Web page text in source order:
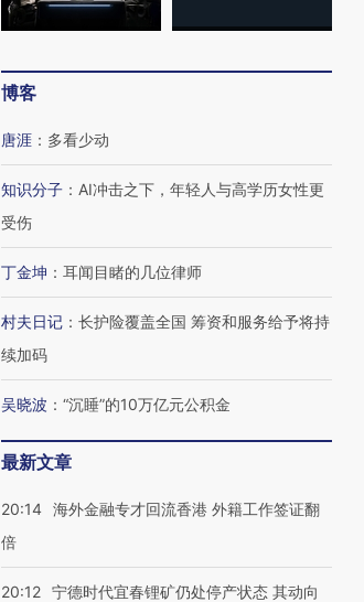
博客
唐涯 ： 多看少动
知识分子 ： AI冲击之下，年轻人与高学历女性更
受伤
丁金坤 ： 耳闻目睹的几位律师
村夫日记 ： 长护险覆盖全国 筹资和服务给予将持
续加码
吴晓波 ： “沉睡”的10万亿元公积金
最新文章
20:14 海外金融专才回流香港 外籍工作签证翻
倍
20:12 宁德时代宜春锂矿仍处停产状态 其动向